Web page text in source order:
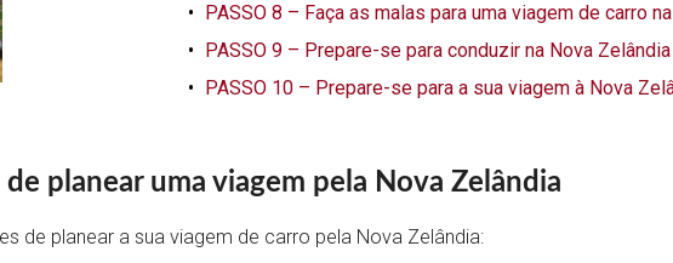
PASSO 8 – Faça as malas para uma viagem de carro
PASSO 9 – Prepare-se para conduzir na Nova Zelândia
PASSO 10 – Prepare-se para a sua viagem à Nova
planear uma viagem pela Nova Zelândia
de planear a sua viagem de carro pela Nova Zelândia: